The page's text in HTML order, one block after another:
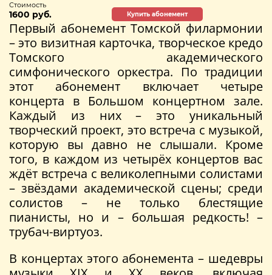
Стоимость
1600 руб. Купить абонемент
Первый абонемент Томской филармонии
– это визитная карточка, творческое кредо
Томского академического
симфонического оркестра. По традиции
этот абонемент включает четыре
концерта в Большом концертном зале.
Каждый из них – это уникальный
творческий проект, это встреча с музыкой,
которую вы давно не слышали. Кроме
того, в каждом из четырёх концертов вас
ждёт встреча с великолепными солистами
– звёздами академической сцены; среди
солистов – не только блестящие
пианисты, но и – большая редкость! –
трубач-виртуоз.
В концертах этого абонемента – шедевры